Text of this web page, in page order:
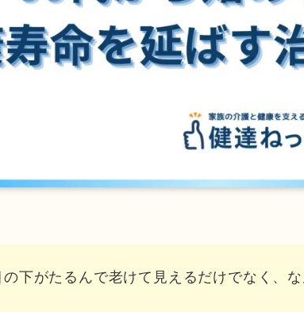
の下がたるんで老けて見えるだけでなく、